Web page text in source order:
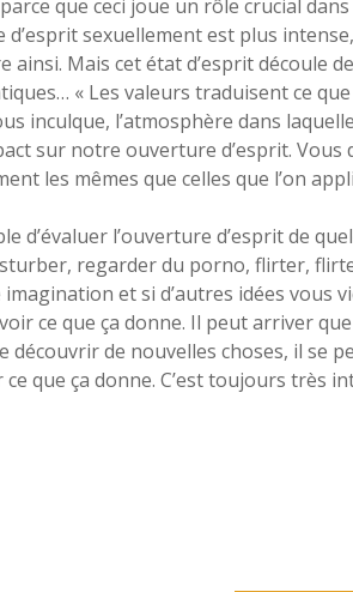
que ceci joue un rôle crucial
sexuellement est plus
ainsi. Mais cet état d’esprit découle
« Les valeurs traduisent ce
inculque, l’atmosphère dans
sur notre ouverture d’esprit. Vous
les mêmes que celles que l’on
l’ouverture d’esprit de
regarder du porno, flirter,
et si d’autres idées vous
ce que ça donne. Il peut arriver
de nouvelles choses, il se
que ça donne. C’est toujours très